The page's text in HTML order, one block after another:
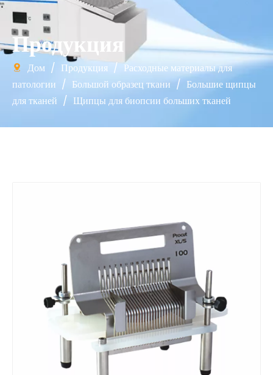
Продукция
Дом / Продукция / Расходные материалы для
патологии / Большой образец ткани / Большие щипцы
для тканей / Щипцы для биопсии больших тканей